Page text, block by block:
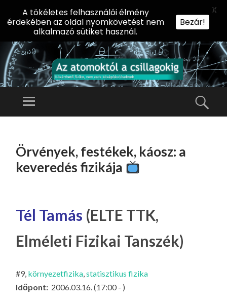
AZ
KT
Ó
CS
IL
LA
G
KI
Előadássorozat
Természettudományi
Menü
TARTALOMHOZ
Örvények, festékek, káosz: a
keveredés fizikája
Tél Tamás (ELTE TTK,
Elméleti Fizikai Tanszék)
#9, környezetfizika,statisztikus fizika
Időpont: 2006.03.16. (17:00 - )
A tökéletes felhasználói élmény
érdekében az oldal nyomkövetést nem
alkalmazó sütiket használ.
Bezár!
X